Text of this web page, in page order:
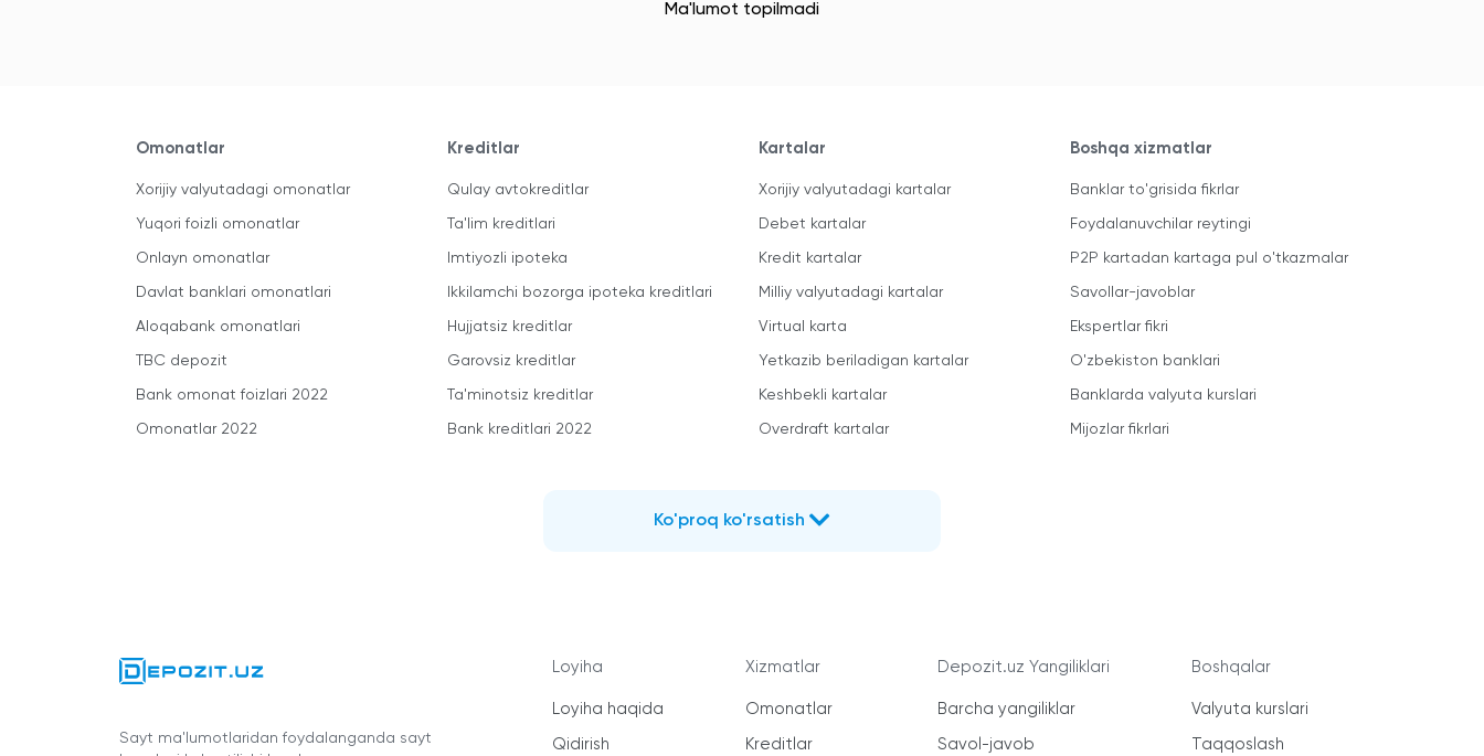
Ma'lumot topilmadi
Omonatlar
Xorijiy valyutadagi omonatlar
Yuqori foizli omonatlar
Onlayn omonatlar
Davlat banklari omonatlari
Aloqabank omonatlari
TBC depozit
Bank omonat foizlari 2022
Omonatlar 2022
Kreditlar
Qulay avtokreditlar
Ta'lim kreditlari
Imtiyozli ipoteka
Ikkilamchi bozorga ipoteka kreditlari
Hujjatsiz kreditlar
Garovsiz kreditlar
Ta'minotsiz kreditlar
Bank kreditlari 2022
Kartalar
Xorijiy valyutadagi kartalar
Debet kartalar
Kredit kartalar
Milliy valyutadagi kartalar
Virtual karta
Yetkazib beriladigan kartalar
Keshbekli kartalar
Overdraft kartalar
Boshqa xizmatlar
Banklar to'grisida fikrlar
Foydalanuvchilar reytingi
P2P kartadan kartaga pul o'tkazmalar
Savollar-javoblar
Ekspertlar fikri
O'zbekiston banklari
Banklarda valyuta kurslari
Mijozlar fikrlari
Ko'proq ko'rsatish
Sayt ma'lumotlaridan foydalanganda sayt
Loyiha
Loyiha haqida
Qidirish
Xizmatlar
Omonatlar
Kreditlar
Depozit.uz Yangiliklari
Barcha yangiliklar
Savol-javob
Boshqalar
Valyuta kurslari
Taqqoslash